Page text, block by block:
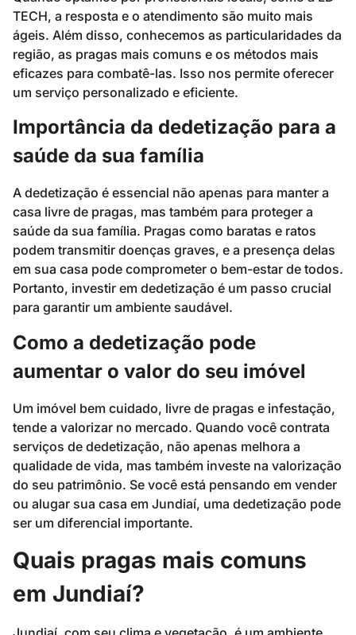
TECH, a resposta e o atendimento são muito mais
ágeis. Além disso, conhecemos as particularidades da
região, as pragas mais comuns e os métodos mais
eficazes para combatê-las. Isso nos permite oferecer
um serviço personalizado e eficiente.
Importância da dedetização para a
saúde da sua família
A dedetização é essencial não apenas para manter a
casa livre de pragas, mas também para proteger a
saúde da sua família. Pragas como baratas e ratos
podem transmitir doenças graves, e a presença delas
em sua casa pode comprometer o bem-estar de todos.
Portanto, investir em dedetização é um passo crucial
para garantir um ambiente saudável.
Como a dedetização pode
aumentar o valor do seu imóvel
Um imóvel bem cuidado, livre de pragas e infestação,
tende a valorizar no mercado. Quando você contrata
serviços de dedetização, não apenas melhora a
qualidade de vida, mas também investe na valorização
do seu patrimônio. Se você está pensando em vender
ou alugar sua casa em Jundiaí, uma dedetização pode
ser um diferencial importante.
Quais pragas mais comuns
em Jundiaí?